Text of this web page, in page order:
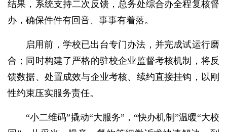
结果，系统支持二次反馈，总务处综合办全程复核督
办，确保件件有回音、事事有着落。
启用前，学校已出台专门办法，并完成试运行磨
合；同时构建了严格的驻校企业监督考核机制，将反
馈数据、处置成效与企业考核、续约直接挂钩，以刚
性约束压实服务责任。
“小二维码”撬动“大服务”，“快办机制”温暖“大校